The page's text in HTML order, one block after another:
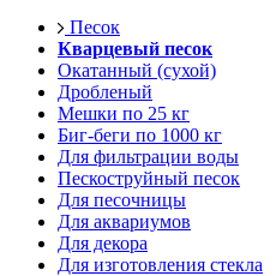
Песок
Кварцевый песок
Окатанный (сухой)
Дробленый
Мешки по 25 кг
Биг-беги по 1000 кг
Для фильтрации воды
Пескоструйный песок
Для песочницы
Для аквариумов
Для декора
Для изготовления стекла